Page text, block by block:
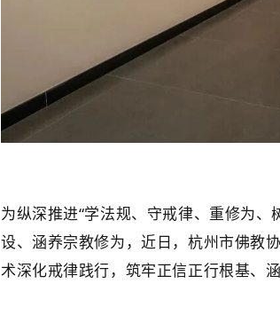
为纵深推进“学法规、守戒律、重修为
设、涵养宗教修为，近日，杭州市佛教
术深化戒律践行，筑牢正信正行根基、